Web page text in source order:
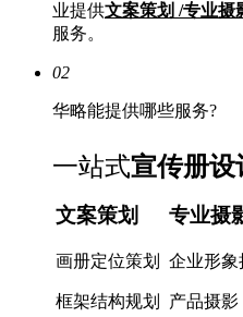
业提供文案策划 /专业摄
服务。
02
华略能提供哪些服务?
一站式宣传册设
文案策划
画册定位策划
框架结构规划
专业摄
企业形象
产品摄影